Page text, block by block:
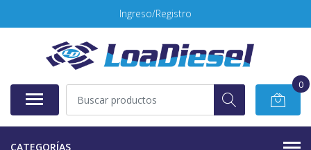
Ingreso/Registro
0
CATEGORÍAS